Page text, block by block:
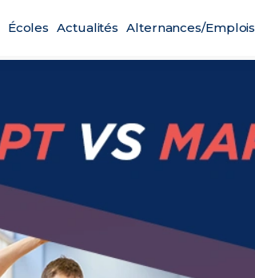
Écoles Actualités Alternances/Emplois